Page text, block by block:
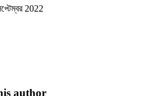
2022
author